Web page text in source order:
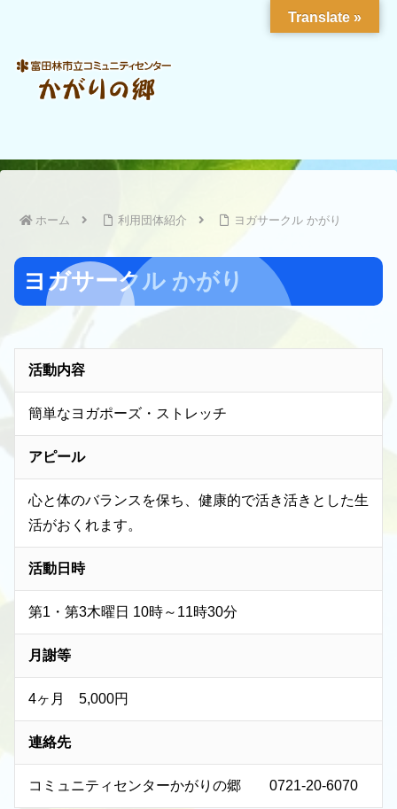
ホーム 利用団体紹介 ヨガサークル かがり
ヨガサークル かがり
活動内容
簡単なヨガポーズ・ストレッチ
アピール
心と体のバランスを保ち、健康的で活き活きとした生
活がおくれます。
活動日時
第1・第3木曜日 10時～11時30分
月謝等
4ヶ月 5,000円
連絡先
コミュニティセンターかがりの郷 0721-20-6070
Translate »